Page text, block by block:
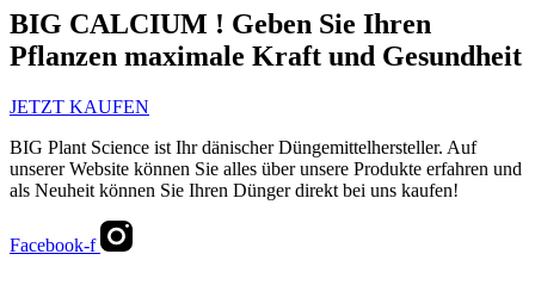
BIG CALCIUM ! Geben Sie Ihren
Pflanzen maximale Kraft und Gesundheit
JETZT KAUFEN
BIG Plant Science ist Ihr dänischer Düngemittelhersteller. Auf
unserer Website können Sie alles über unsere Produkte erfahren und
als Neuheit können Sie Ihren Dünger direkt bei uns kaufen!
Facebook-f